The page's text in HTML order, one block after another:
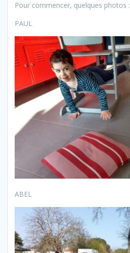
Pour commencer, quelques photos :
PAUL
ABEL